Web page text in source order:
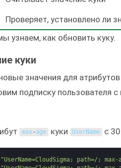
Проверяет, установлено ли
узнаем, как обновить куку.
куки
значения для
подписку пользователя с
max- age куки UserName с
"UserName=CloudSigma; path=/; max-